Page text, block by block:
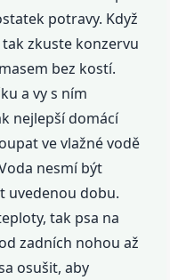
potravy. Když
zkuste konzervu
bez kostí.
a vy s ním
nejlepší domácí
ve vlažné vodě
nesmí být
uvedenou dobu.
tak psa na
zadních nohou až
osušit, aby